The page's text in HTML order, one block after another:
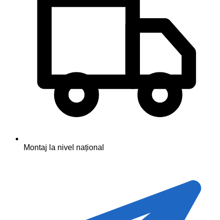
Montaj la nivel național